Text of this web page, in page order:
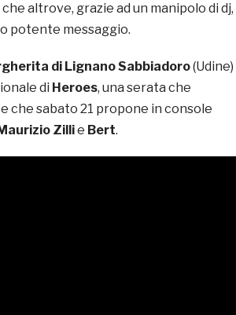
altrove, grazie ad un manipolo di dj,
potente messaggio.
di Lignano Sabbiadoro(Udine)
di Heroes, una serata che
che sabato 21 propone in console
Zillie Bert.